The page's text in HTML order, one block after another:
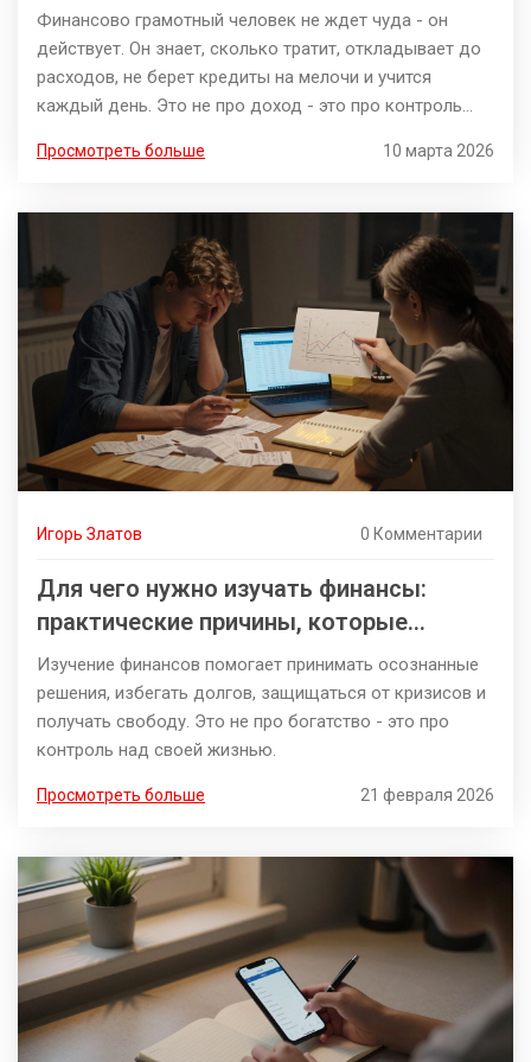
привычки и поведение
Финансово грамотный человек не ждет чуда - он
действует. Он знает, сколько тратит, откладывает до
расходов, не берет кредиты на мелочи и учится
каждый день. Это не про доход - это про контроль
Просмотреть больше 10 марта 2026
Игорь Златов 0 Комментарии
Для чего нужно изучать финансы:
практические причины, которые
изменят вашу жизнь
Изучение финансов помогает принимать осознанные
решения, избегать долгов, защищаться от кризисов и
получать свободу. Это не про богатство - это про
контроль над своей жизнью.
Просмотреть больше 21 февраля 2026